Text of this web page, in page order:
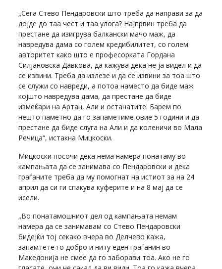
„Сега Стево Пендаровски што треба да направи за да
дојде до таа чест и таа улога? Најпрвин треба да
престане да изигрува балкански мачо маж, да
навредува дама со голем кредибилитет, со голем
авторитет како што е професорката Гордана
Силјановска Давкова, да кажува дека не ја видел и да
се извини. Треба да излезе и да се извини за тоа што
се служи со навреди, а потоа наместо да биде маж
којшто навредува дама, да престане да биде
измеќари на Артан, Али и останатите. Барем по
нешто паметно да го запаметиме овие 5 години и да
престане да биде слуга на Али и да коленичи во Мала
Речица“, истакна Мицкоски.
Мицкоски посочи дека нема намера понатаму во
кампањата да се занимава со Пендаровски и дека
граѓаните треба да му помогнат на истиот за на 24
април да си ги спакува куферите и на 8 мај да се
исели.
„Во понатамошниот дел од кампањата немам
намера да се занимавам со Стево Пендаровски
бидејќи тој секако вчера во Делчево кажа,
запамтете го добро и ниту еден граѓанин во
Македонија не смее да го заборави тоа. Ако не го